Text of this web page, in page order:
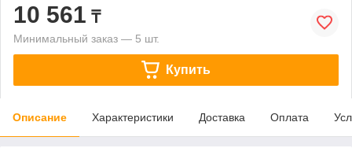
10 561 ₸
Минимальный заказ — 5 шт.
Купить
Описание Характеристики Доставка Оплата